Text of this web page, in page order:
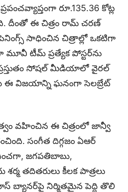
రూ.135.36 కోట్ల
దీంతో ఈ చిత్రం రామ్ చరణ్
సాధించిన చిత్రాల్లో ఒకటిగా
మూవీ టీమ్ ప్రత్యేక పోస్టర్‌ను
సోషల్ మీడియాలో వైరల్
ఈ విజయాన్ని ఘనంగా సెలబ్రేట్
వహించిన ఈ చిత్రంలో జాన్వీ
సంగీత దిగ్గజం ఏఆర్
జగపతిబాబు,
తదితరులు కీలక పాత్రలు
బ్యానర్‌పై నిర్మితమైన పెద్ది తొలి